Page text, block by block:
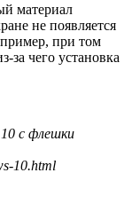
материал
не появляется
при том
за чего установка
с флешки
10.html